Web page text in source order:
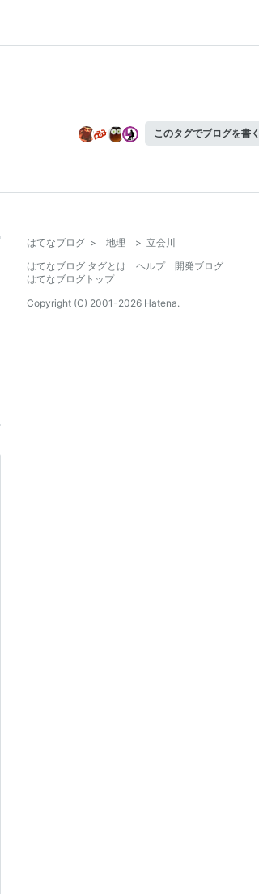
このタグでブログを書く
はてなブログ > 地理 > 立会川
はてなブログ タグとは
ヘルプ
開発ブログ
はてなブログトップ
Copyright (C) 2001-2026 Hatena.